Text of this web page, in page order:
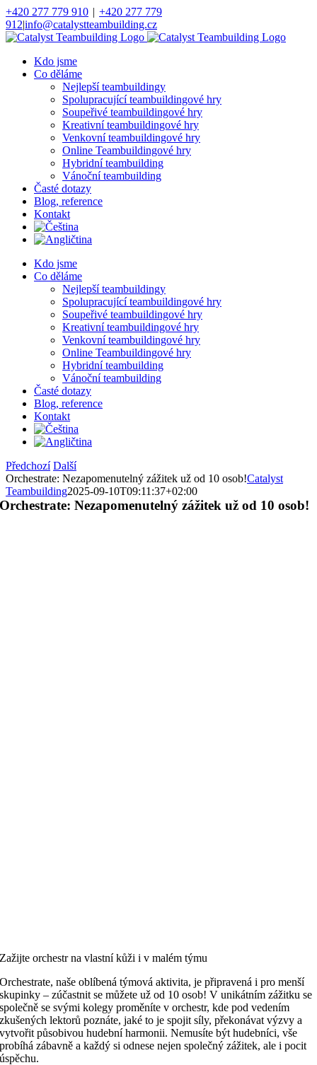
Přeskočit
na
obsah
+420 277 779 910 | +420 277 779
912|info@catalystteambuilding.cz
Facebook
Instagram
Kdo jsme
Co děláme
Nejlepší teambuildingy
Spolupracující teambuildingové hry
Soupeřivé teambuildingové hry
Kreativní teambuildingové hry
Venkovní teambuildingové hry
Online Teambuildingové hry
Hybridní teambuilding
Vánoční teambuilding
Časté dotazy
Blog, reference
Kontakt
Kdo jsme
Co děláme
Nejlepší teambuildingy
Spolupracující teambuildingové hry
Soupeřivé teambuildingové hry
Kreativní teambuildingové hry
Venkovní teambuildingové hry
Online Teambuildingové hry
Hybridní teambuilding
Vánoční teambuilding
Časté dotazy
Blog, reference
Kontakt
Předchozí Další
Orchestrate: Nezapomenutelný zážitek už od 10 osob!Catalyst
Teambuilding2025-09-10T09:11:37+02:00
Orchestrate: Nezapomenutelný zážitek už od 10 osob!
Zažijte orchestr na vlastní kůži i v malém týmu
Orchestrate, naše oblíbená týmová aktivita, je připravená i pro menší
skupinky – zúčastnit se můžete už od 10 osob! V unikátním zážitku se
společně se svými kolegy proměníte v orchestr, kde pod vedením
zkušených lektorů poznáte, jaké to je spojit síly, překonávat výzvy a
vytvořit působivou hudební harmonii. Nemusíte být hudebníci, vše
probíhá zábavně a každý si odnese nejen společný zážitek, ale i pocit
úspěchu.